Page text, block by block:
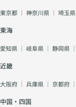
東京都 ｜ 神奈川県 ｜ 埼玉県
東海
愛知県 ｜ 岐阜県 ｜ 静岡県 ｜
近畿
大阪府 ｜ 兵庫県 ｜ 京都府 ｜
中国・四国